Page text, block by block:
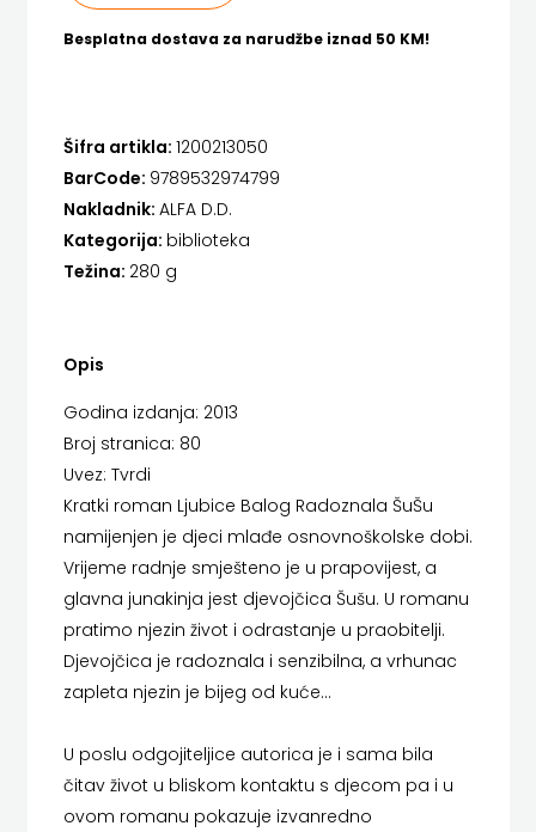
FIGULUS
FRAKTURA
FRAM
GLAS
KONCILA
HARFA
HD
HERCEG
STJEPAN
KOSAČA
COM
Hrvatska
KATARINA ZRINSKI
KNJIGE NA ENGLESKOM JEZIKU
KNJIŽEVNA ZAKLADA FRA GRGO MARTIĆ
KONCEPT IZDAVAŠTVO
KRŠĆANSKA SADAŠNJOST
LIJEPA RIJEČ
LUMEN
MATICA HRVATSKA
MLADINSKA KNJIGA
MOZAIK
MOZAIK KNJIGA
Besplatna dostava za narudžbe iznad 50 KM!
Šifra artikla: 1200213050
BarCode: 9789532974799
Nakladnik: ALFA D.D.
Kategorija: biblioteka
Težina: 280 g
Opis
Godina izdanja: 2013
Broj stranica: 80
Uvez: Tvrdi
Kratki roman Ljubice Balog Radoznala ŠuŠu
namijenjen je djeci mlađe osnovnoškolske dobi.
Vrijeme radnje smješteno je u prapovijest, a
glavna junakinja jest djevojčica Šušu. U romanu
pratimo njezin život i odrastanje u praobitelji.
Djevojčica je radoznala i senzibilna, a vrhunac
zapleta njezin je bijeg od kuće…
U poslu odgojiteljice autorica je i sama bila
čitav život u bliskom kontaktu s djecom pa i u
ovom romanu pokazuje izvanredno